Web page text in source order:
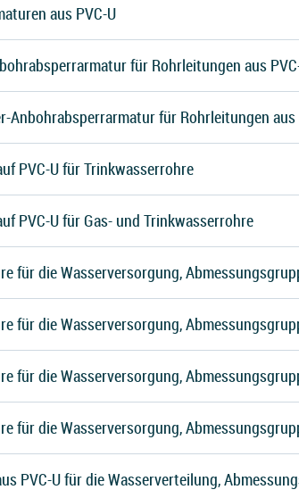
aus PVC-U
für Rohrleitungen aus
Anbohrabsperrarmatur für Rohrleitungen
PVC-U für Trinkwasserrohre
PVC-U für Gas- und Trinkwasserrohre
für die Wasserversorgung,
für die Wasserversorgung,
für die Wasserversorgung,
für die Wasserversorgung,
PVC-U für die Wasserverteilung,